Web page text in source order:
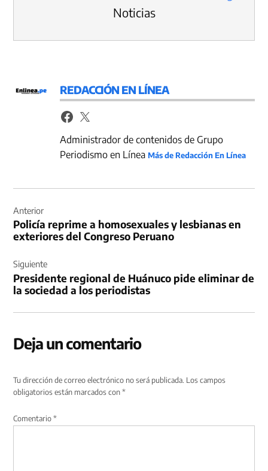
Noticias
REDACCIÓN EN LÍNEA
Administrador de contenidos de Grupo
Periodismo en LíneaMás de Redacción En Línea
de
entradas
Anterior
Policía reprime a homosexuales y lesbianas en
exteriores del Congreso Peruano
Siguiente
Presidente regional de Huánuco pide eliminar de
la sociedad a los periodistas
Deja un comentario
Tu dirección de correo electrónico no será publicada. Los campos
obligatorios están marcados con*
Comentario*